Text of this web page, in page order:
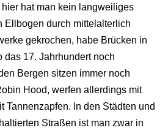
hat man kein langweiliges
Ellbogen durch mittelalterlich
gekrochen, habe Brücken in
das 17. Jahrhundert noch
Bergen sitzen immer noch
Hood, werfen allerdings mit
Tannenzapfen. In den Städten und
Straßen ist man zwar in